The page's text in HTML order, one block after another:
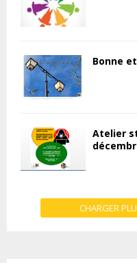
Bonne
Atelier
CHARGER